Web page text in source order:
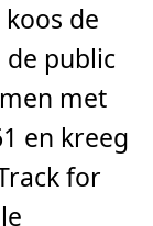
de
public
met
en kreeg
for